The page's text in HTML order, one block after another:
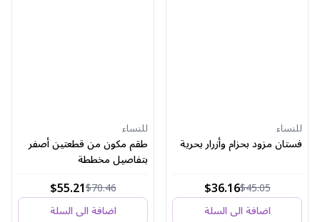
للنساء
فستان مزود بحزام وأزرار بحرية
$45.05
$36.16
اضافة الى السلة
للنساء
طقم مكون من قطعتين أصفر
بتفاصيل مخططة
$70.46
$55.21
اضافة الى السلة